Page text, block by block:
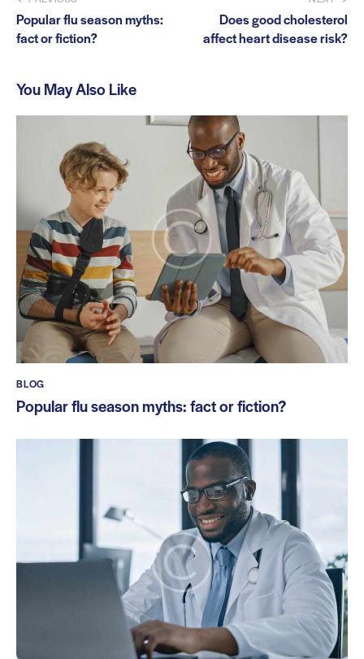
Popular flu season myths:
fact or fiction?
Does good cholesterol
affect heart disease risk?
You May Also Like
BLOG
Popular flu season myths: fact or fiction?